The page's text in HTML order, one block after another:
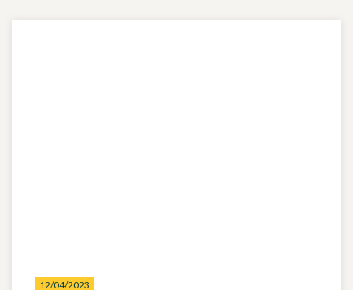
12/04/2023